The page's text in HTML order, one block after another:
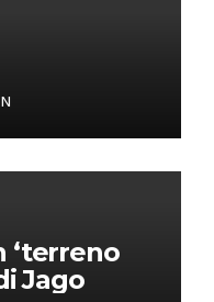
‘terreno
Jago